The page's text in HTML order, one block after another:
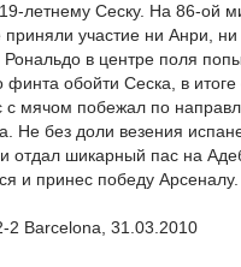
летнему Сеску. На 86-ой
приняли участие ни Анри, ни
Рональдо в центре поля
финта обойти Сеска, в итоге
с мячом побежал по
Не без доли везения
отдал шикарный пас на
и принес победу Арсеналу.
2 Barcelona, 31.03.2010